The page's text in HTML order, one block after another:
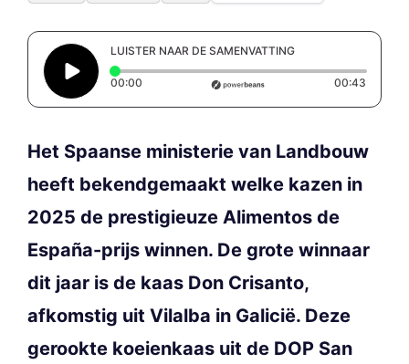
LUISTER NAAR DE SAMENVATTING
00:00 Elapsed time: 0 seconds 00:43
Het Spaanse ministerie van Landbouw
heeft bekendgemaakt welke kazen in
2025 de prestigieuze Alimentos de
España-prijs winnen. De grote winnaar
dit jaar is de kaas Don Crisanto,
afkomstig uit Vilalba in Galicië. Deze
gerookte koeienkaas uit de DOP San